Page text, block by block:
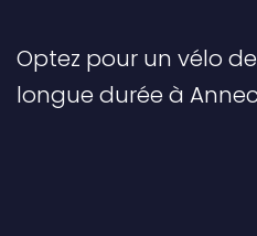
Optez pour un vélo
longue durée à